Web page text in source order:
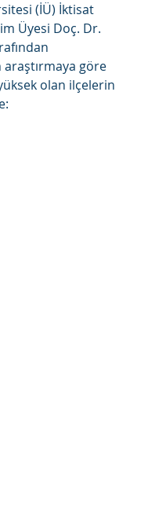
(İÜ) İktisat
Üyesi Doç. Dr.
göre
olan ilçelerin